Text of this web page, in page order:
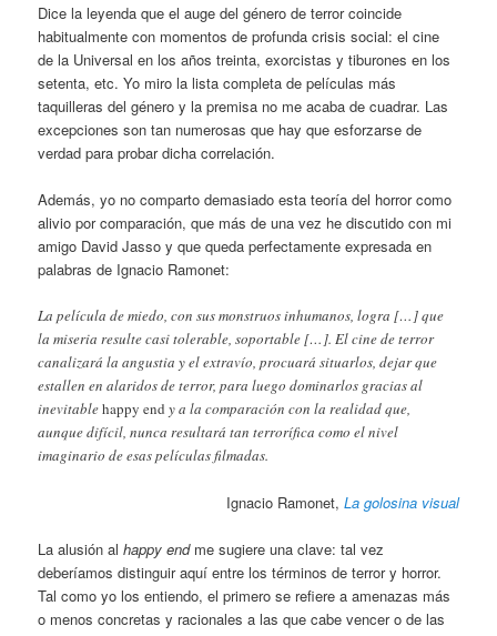
Dice la leyenda que el auge del género de terror coincide
habitualmente con momentos de profunda crisis social: el cine
de la Universal en los años treinta, exorcistas y tiburones en los
setenta, etc. Yo miro la lista completa de películas más
taquilleras del género y la premisa no me acaba de cuadrar. Las
excepciones son tan numerosas que hay que esforzarse de
verdad para probar dicha correlación.
Además, yo no comparto demasiado esta teoría del horror como
alivio por comparación, que más de una vez he discutido con mi
amigo David Jasso y que queda perfectamente expresada en
palabras de Ignacio Ramonet:
La película de miedo, con sus monstruos inhumanos, logra […] que
la miseria resulte casi tolerable, soportable […]. El cine de terror
canalizará la angustia y el extravío, procuará situarlos, dejar que
estallen en alaridos de terror, para luego dominarlos gracias al
inevitablehappy end y a la comparación con la realidad que,
aunque difícil, nunca resultará tan terrorífica como el nivel
imaginario de esas películas filmadas.
Ignacio Ramonet, La golosina visual
La alusión alhappy endme sugiere una clave: tal vez
deberíamos distinguir aquí entre los términos de terror y horror.
Tal como yo los entiendo, el primero se refiere a amenazas más
o menos concretas y racionales a las que cabe vencer o de las